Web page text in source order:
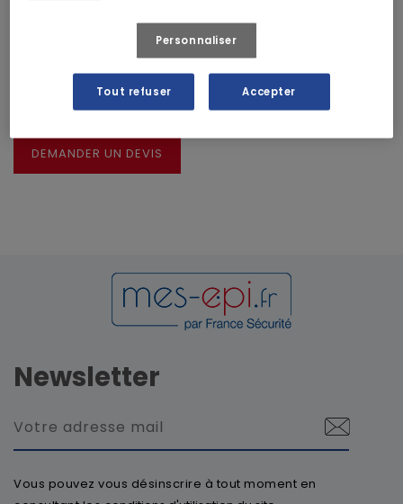
Rechercher vos produits par marque
CRÉER UN DEVIS À PARTIR DE CE PANIER
DEMANDER UN DEVIS
Newsletter
Vous pouvez vous désinscrire à tout moment en
Personnaliser
Tout refuser Accepter